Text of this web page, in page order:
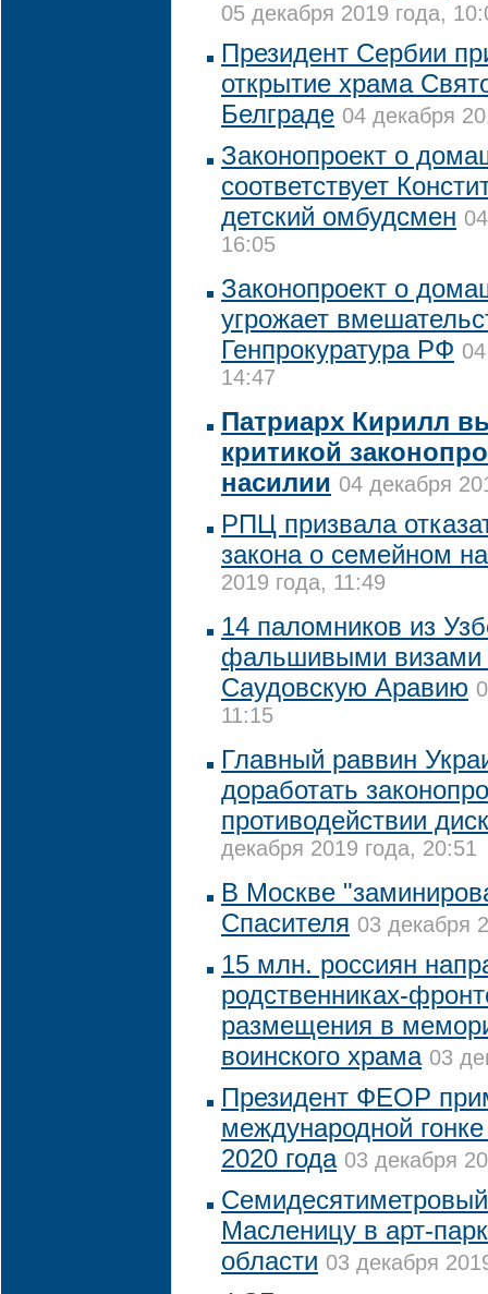
05 декабря 2019 года,
Президент Сербии
открытие храма
Белграде 04 декабря
Законопроект о
соответствует
детский омбудсмен
16:05
Законопроект о
угрожает
Генпрокуратура РФ
14:47
Патриарх Кирилл
критикой
насилии 04 декабря
РПЦ призвала
закона о семейном
2019 года, 11:49
14 паломников из
фальшивыми визами
Саудовскую Аравию
11:15
Главный раввин
доработать
противодействии
декабря 2019 года, 20:51
В Москве
Спасителя 03 декабря
15 млн. россиян
родственниках-
размещения в
воинского храма 03
Президент ФЕОР
международной
2020 года 03 декабря
Масленицу в арт-
области 03 декабря